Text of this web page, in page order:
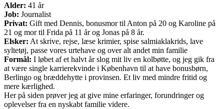
Alder: 41 år
Job: Journalist
Privat: Gift med Dennis, bonusmor til Anton på 20 og Karoline på
21 og mor til Frida på 11 år og Jonas på 8 år.
Elsker: At skrive, rejse, læse krimier, spise salmiaklakrids, lave
syltetøj, passe vores urtehave og over alt andet min familie
Formål: I løbet af et halvt år slog mit liv en kolbøtte, og jeg gik fra
at være single karrierekvinde i København til at have bonusbørn,
Berlingo og bræddehytte i provinsen. Et liv med mindre fritid og
mere kærlighed.
Her på siden prøver jeg at give mine erfaringer, forundringer og
oplevelser fra en nyskabt familie videre.